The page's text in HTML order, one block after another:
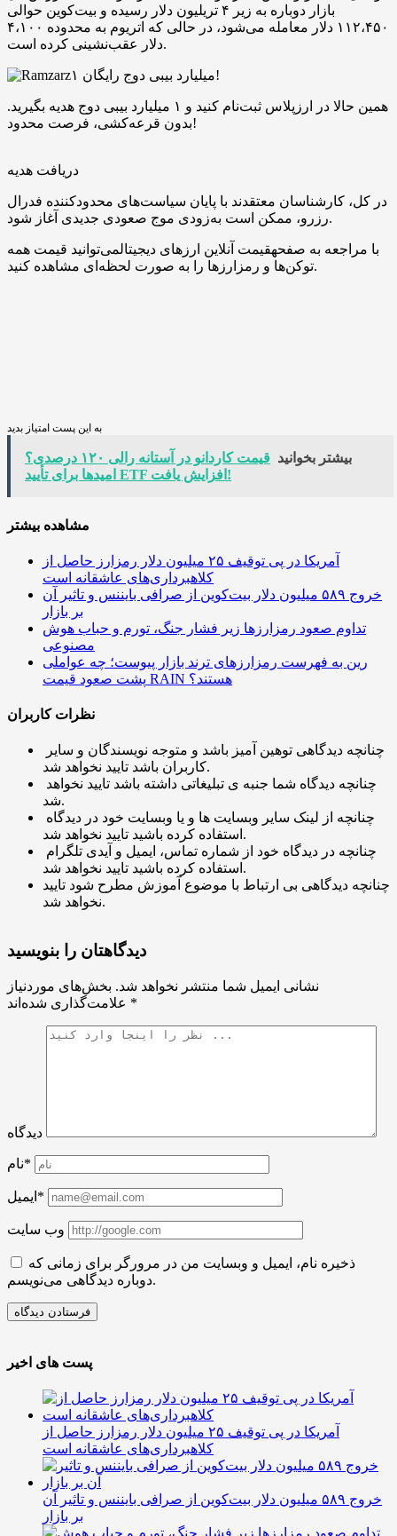
بازار دوباره به زیر ۴ تریلیون دلار رسیده و بیت‌کوین حوالی
۱۱۲،۴۵۰ دلار معامله می‌شود، در حالی که اتریوم به محدوده ۴،۱۰۰
دلار عقب‌نشینی کرده است.
۱ میلیارد بیبی دوج رایگان!
همین حالا در ارزپلاس ثبت‌نام کنید و ۱ میلیارد بیبی دوج هدیه بگیرید.
بدون قرعه‌کشی، فرصت محدود!
دریافت هدیه
در کل، کارشناسان معتقدند با پایان سیاست‌های محدودکننده فدرال
رزرو، ممکن است به‌زودی موج صعودی جدیدی آغاز شود.
با مراجعه به صفحهقیمت آنلاین ارزهای دیجیتالمی‌توانید قیمت همه
توکن‌ها و رمزارزها را به صورت لحظه‌ای مشاهده کنید.
به این پست امتیاز بدید
بیشتر بخوانید
قیمت کاردانو در آستانه رالی ۱۲۰ درصدی؟
امیدها برای تأیید ETF افزایش یافت!
مشاهده بیشتر
آمریکا در پی توقیف ۲۵ میلیون دلار رمزارز حاصل از
کلاهبرداری‌های عاشقانه است
خروج ۵۸۹ میلیون دلار بیت‌کوین از صرافی بایننس و تاثیر آن
بر بازار
تداوم صعود رمزارزها زیر فشار جنگ، تورم و حباب هوش
مصنوعی
رین به فهرست رمزارزهای ترند بازار پیوست؛ چه عواملی
پشت صعود قیمت RAIN هستند؟
نظرات کاربران
کاربران باشد تایید نخواهد شد.
شد.
استفاده کرده باشید تایید نخواهد شد.
استفاده کرده باشید تایید نخواهد شد.
چنانچه دیدگاهی بی ارتباط با موضوع آموزش مطرح شود تایید
نخواهد شد.
دیدگاهتان را بنویسید
نشانی ایمیل شما منتشر نخواهد شد. بخش‌های موردنیاز
*
دیدگاه
نام*
ایمیل*
وب سایت
ذخیره نام، ایمیل و وبسایت من در مرورگر برای زمانی که
دوباره دیدگاهی می‌نویسم.
پست های اخیر
آمریکا در پی توقیف ۲۵ میلیون دلار رمزارز حاصل از
کلاهبرداری‌های عاشقانه است
خروج ۵۸۹ میلیون دلار بیت‌کوین از صرافی بایننس و تاثیر آن
بر بازار